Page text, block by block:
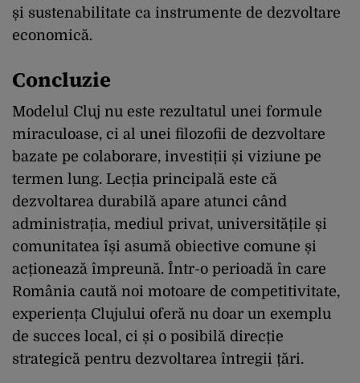
și sustenabilitate ca instrumente de dezvoltare
economică.
Concluzie
Modelul Cluj nu este rezultatul unei formule
miraculoase, ci al unei filozofii de dezvoltare
bazate pe colaborare, investiții și viziune pe
termen lung. Lecția principală este că
dezvoltarea durabilă apare atunci când
administrația, mediul privat, universitățile și
comunitatea își asumă obiective comune și
acționează împreună. Într-o perioadă în care
România caută noi motoare de competitivitate,
experiența Clujului oferă nu doar un exemplu
de succes local, ci și o posibilă direcție
strategică pentru dezvoltarea întregii țări.